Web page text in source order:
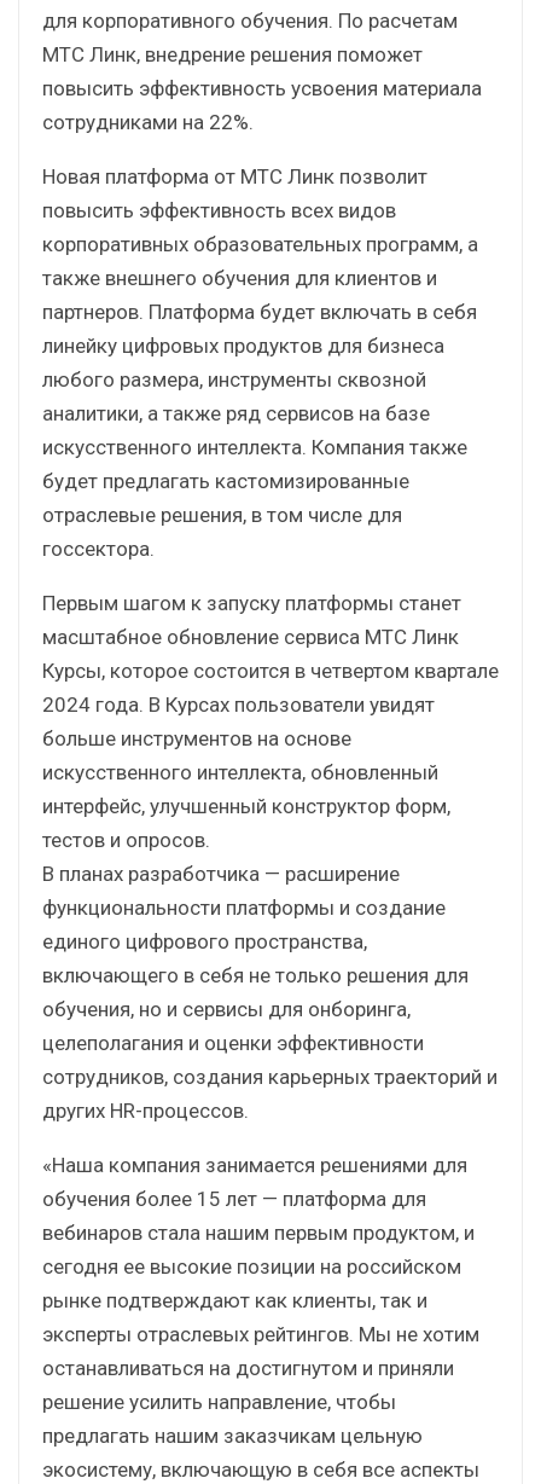
для корпоративного обучения. По расчетам
МТС Линк, внедрение решения поможет
повысить эффективность усвоения материала
сотрудниками на 22%.
Новая платформа от МТС Линк позволит
повысить эффективность всех видов
корпоративных образовательных программ, а
также внешнего обучения для клиентов и
партнеров. Платформа будет включать в себя
линейку цифровых продуктов для бизнеса
любого размера, инструменты сквозной
аналитики, а также ряд сервисов на базе
искусственного интеллекта. Компания также
будет предлагать кастомизированные
отраслевые решения, в том числе для
госсектора.
Первым шагом к запуску платформы станет
масштабное обновление сервиса МТС Линк
Курсы, которое состоится в четвертом квартале
2024 года. В Курсах пользователи увидят
больше инструментов на основе
искусственного интеллекта, обновленный
интерфейс, улучшенный конструктор форм,
тестов и опросов.
В планах разработчика — расширение
функциональности платформы и создание
единого цифрового пространства,
включающего в себя не только решения для
обучения, но и сервисы для онборинга,
целеполагания и оценки эффективности
сотрудников, создания карьерных траекторий и
других HR-процессов.
«Наша компания занимается решениями для
обучения более 15 лет — платформа для
вебинаров стала нашим первым продуктом, и
сегодня ее высокие позиции на российском
рынке подтверждают как клиенты, так и
эксперты отраслевых рейтингов. Мы не хотим
останавливаться на достигнутом и приняли
решение усилить направление, чтобы
предлагать нашим заказчикам цельную
экосистему, включающую в себя все аспекты